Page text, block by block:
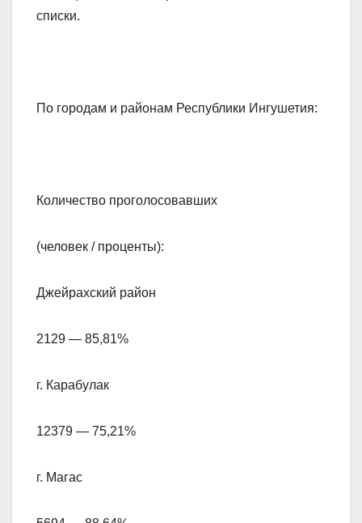
списки.
По городам и районам Республики Ингушетия:
Количество проголосовавших
(человек / проценты):
Джейрахский район
2129 — 85,81%
г. Карабулак
12379 — 75,21%
г. Магас